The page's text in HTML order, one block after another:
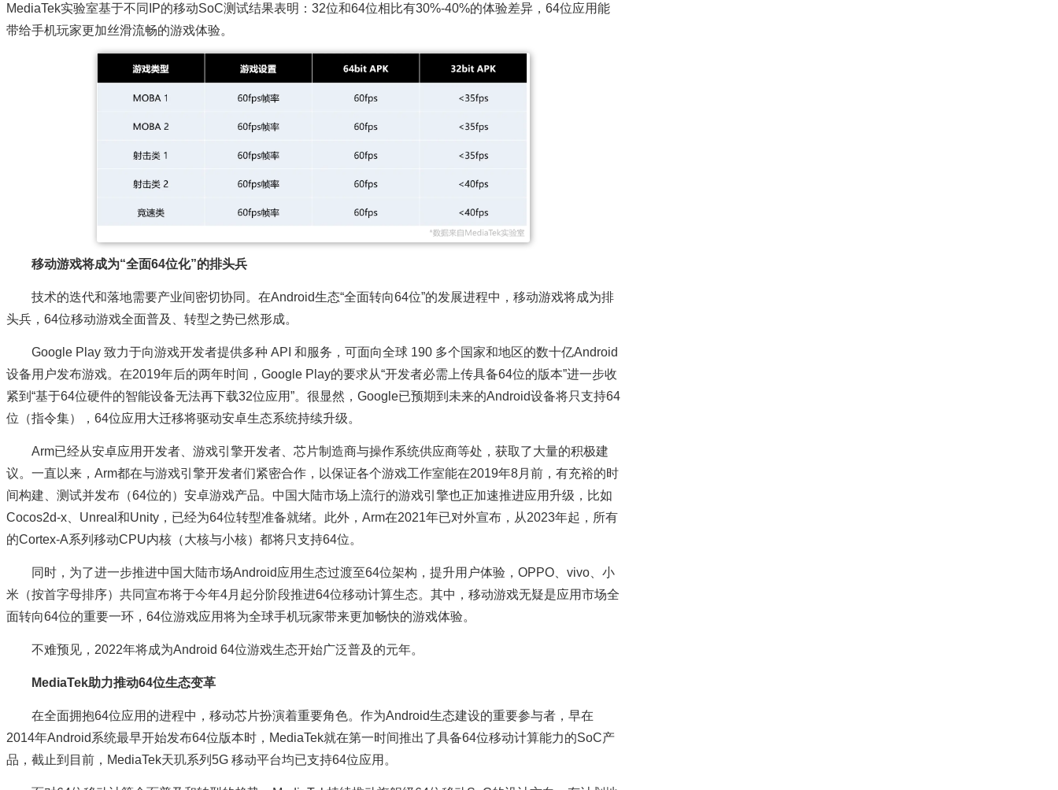
MediaTek实验室基于不同IP的移动SoC测试结果表明：32位和64位相比有30%-40%的体验差异，64位应用能
带给手机玩家更加丝滑流畅的游戏体验。
移动游戏将成为“全面64位化”的排头兵
技术的迭代和落地需要产业间密切协同。在Android生态“全面转向64位”的发展进程中，移动游戏将成为排
头兵，64位移动游戏全面普及、转型之势已然形成。
Google Play 致力于向游戏开发者提供多种 API 和服务，可面向全球 190 多个国家和地区的数十亿Android
设备用户发布游戏。在2019年后的两年时间，Google Play的要求从“开发者必需上传具备64位的版本”进一步收
紧到“基于64位硬件的智能设备无法再下载32位应用”。很显然，Google已预期到未来的Android设备将只支持64
位（指令集），64位应用大迁移将驱动安卓生态系统持续升级。
Arm已经从安卓应用开发者、游戏引擎开发者、芯片制造商与操作系统供应商等处，获取了大量的积极建
议。一直以来，Arm都在与游戏引擎开发者们紧密合作，以保证各个游戏工作室能在2019年8月前，有充裕的时
间构建、测试并发布（64位的）安卓游戏产品。中国大陆市场上流行的游戏引擎也正加速推进应用升级，比如
Cocos2d-x、Unreal和Unity，已经为64位转型准备就绪。此外，Arm在2021年已对外宣布，从2023年起，所有
的Cortex-A系列移动CPU内核（大核与小核）都将只支持64位。
同时，为了进一步推进中国大陆市场Android应用生态过渡至64位架构，提升用户体验，OPPO、vivo、小
米（按首字母排序）共同宣布将于今年4月起分阶段推进64位移动计算生态。其中，移动游戏无疑是应用市场全
面转向64位的重要一环，64位游戏应用将为全球手机玩家带来更加畅快的游戏体验。
不难预见，2022年将成为Android 64位游戏生态开始广泛普及的元年。
MediaTek助力推动64位生态变革
在全面拥抱64位应用的进程中，移动芯片扮演着重要角色。作为Android生态建设的重要参与者，早在
2014年Android系统最早开始发布64位版本时，MediaTek就在第一时间推出了具备64位移动计算能力的SoC产
品，截止到目前，MediaTek天玑系列5G 移动平台均已支持64位应用。